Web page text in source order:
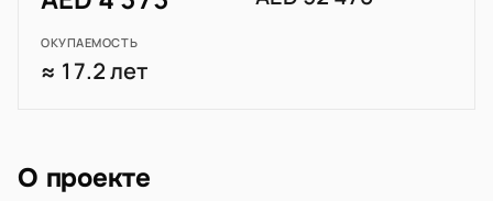
ОКУПАЕМОСТЬ
≈ 17.2 лет
О проекте